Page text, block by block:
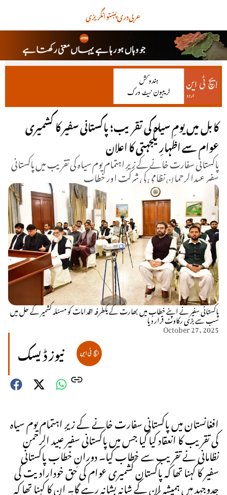
انگریزیپښتودریعربی
کابل میں یومِ سیاہ کی تقریب؛ پاکستانی سفیر کا کشمیری
عوام سے اظہارِ یکجہتی کا اعلان
پاکستانی سفارت خانے کے زیرِ اہتمام یوم سیاہ کی تقریب میں پاکستانی
سفیر عبدالرحمان نظامی کی شرکت اور خطاب
پاکستانی سفیر نے اپنے خطاب میں بھارت کے یکطرفہ اقدامات کو مسئلہ کشمیر کے حل میں
سب سے بڑی رکاوٹ قرار دیا
October 27, 2025
نیوز ڈیسک
افغانستان میں پاکستانی سفارت خانے کے زیرِ اہتمام یوم سیاہ
کی تقریب کا انعقاد کیا گیا جس میں پاکستانی سفیر عبید الرحمن
نظامانی نے تقریب سے خطاب کیا۔ دورانِ خطاب پاکستانی
سفیر کا کہنا تھا کہ پاکستان کشمیری عوام کی حق خودارادیت کی
جدوجہد میں ہمیشہ ان کے شانہ بشانہ رہے گا۔ ان کا کہنا تھا کہ